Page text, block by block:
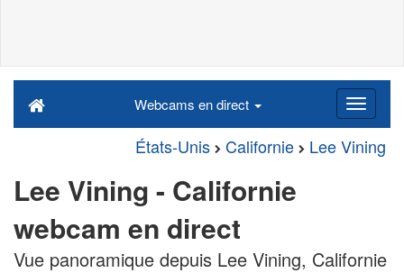
Webcams en direct
États-Unis Californie Lee Vining
Lee Vining - Californie
webcam en direct
Vue panoramique depuis Lee Vining, Californie